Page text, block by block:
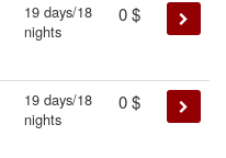
19 days/18
nights
0$
19 days/18
nights
0$